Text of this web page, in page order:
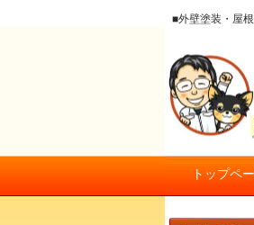
■外壁塗装・
大阪の外
トップペ